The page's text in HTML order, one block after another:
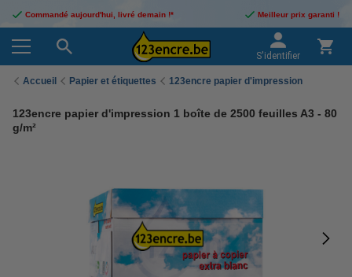
Commandé aujourd'hui, livré demain !* Meilleur prix garanti !
S'identifier
Accueil Papier et étiquettes 123encre papier d'impression
123encre papier d'impression 1 boîte de 2500 feuilles A3 - 80
g/m²